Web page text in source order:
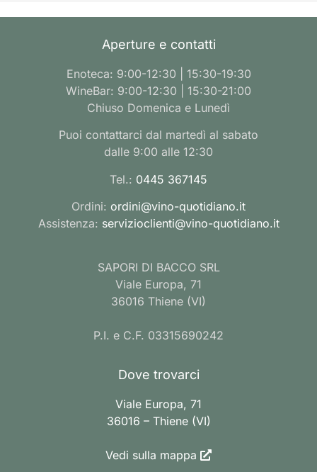
Aperture e contatti
Enoteca: 9:00-12:30 | 15:30-19:30
WineBar: 9:00-12:30 | 15:30-21:00
Chiuso Domenica e Lunedì
Puoi contattarci dal martedì al sabato
dalle 9:00 alle 12:30
Tel.: 0445 367145
Ordini: ordini@vino-quotidiano.it
Assistenza: servizioclienti@vino-quotidiano.it
SAPORI DI BACCO SRL
Viale Europa, 71
36016 Thiene (VI)
P.I. e C.F. 03315690242
Dove trovarci
Viale Europa, 71
36016 – Thiene (VI)
Vedi sulla mappa